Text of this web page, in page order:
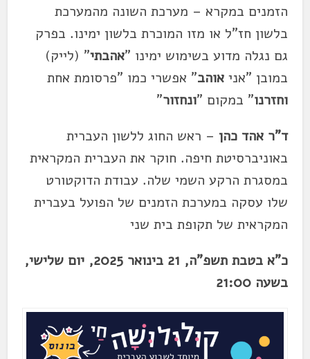
הזמנים במקרא – מערכת השונה מהמערכת
בלשון חז"ל או מזו המוכרת בלשון ימינו. בפרק
גם נגלה מדוע בשימוש ימינו "אהבתי" (לייק)
במובן "אניאוהב" אפשרי כמו "פרסומת אחת
וחזרנו" במקום "ונחזור"
ד"ר אהד כהן – ראש החוג ללשון העברית
באוניברסיטת חיפה. חוקר את העברית המקראית
במסגרת הרקע השמי שלה. עבודת הדוקטורט
שלו עסקה במערכת הזמנים של הפועל בעברית
המקראית של תקופת בית שני
כ"א בטבת תשפ"ה, 21 בינואר 2025, יום שלישי,
בשעה 21:00